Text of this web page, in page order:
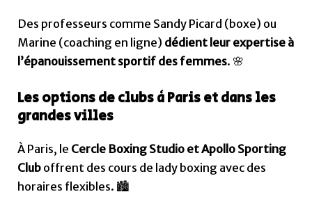
Des professeurs comme Sandy Picard (boxe) ou
Marine (coaching en ligne) dédient leur expertise à
l’épanouissement sportif des femmes. 🌸
Les options de clubs à Paris et dans les
grandes villes
À Paris, le Cercle Boxing Studio et Apollo Sporting
Club offrent des cours de lady boxing avec des
horaires flexibles. 🏙️